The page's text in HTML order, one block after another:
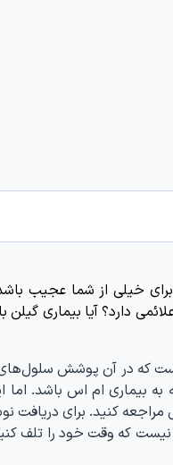
برای خیلی از شما عجیب
دارد؟ آیا بیماری
است که در آن پوشش
کنید. برای دریافت
که وقت خود را تلف کنید